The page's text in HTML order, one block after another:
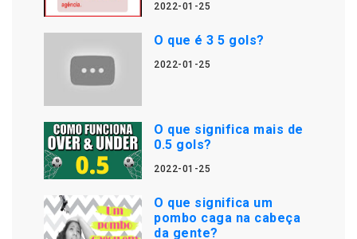
2022-01-25
O que é 3 5 gols?
2022-01-25
O que significa mais de
0.5 gols?
2022-01-25
O que significa um
pombo caga na cabeça
da gente?